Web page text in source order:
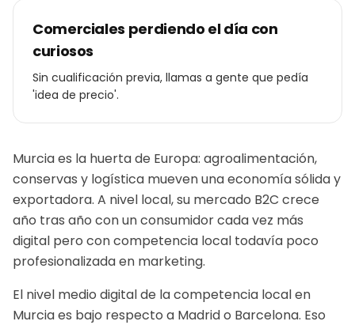
Comerciales perdiendo el día con
curiosos
Sin cualificación previa, llamas a gente que pedía
'idea de precio'.
Murcia es la huerta de Europa: agroalimentación,
conservas y logística mueven una economía sólida y
exportadora. A nivel local, su mercado B2C crece
año tras año con un consumidor cada vez más
digital pero con competencia local todavía poco
profesionalizada en marketing.
El nivel medio digital de la competencia local en
Murcia es bajo respecto a Madrid o Barcelona. Eso